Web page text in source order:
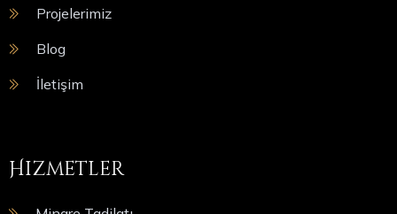
Projelerimiz
Blog
İletişim
Hizmetler